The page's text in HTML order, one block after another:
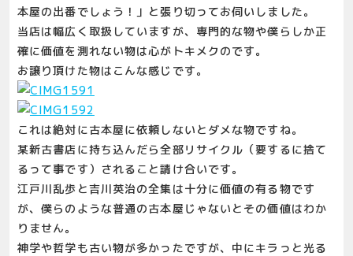
本屋の出番でしょう！」と張り切ってお伺いしました。
当店は幅広く取扱していますが、専門的な物や僕らしか正
確に価値を測れない物は心がトキメクのです。
お譲り頂けた物はこんな感じです。
これは絶対に古本屋に依頼しないとダメな物ですね。
某新古書店に持ち込んだら全部リサイクル（要するに捨て
るって事です）されること請け合いです。
江戸川乱歩と吉川英治の全集は十分に価値の有る物です
が、僕らのような普通の古本屋じゃないとその価値はわか
りません。
神学や哲学も古い物が多かったですが、中にキラっと光る